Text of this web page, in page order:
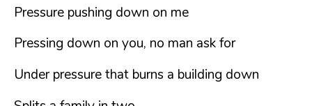
Pressure pushing down on me
Pressing down on you, no man ask for
Under pressure that burns a building down